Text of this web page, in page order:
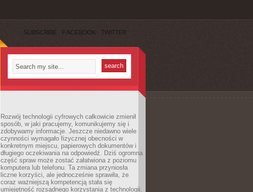
SUBSCRIBE FACEBOOK TWITTER
Rozwój technologii cyfrowych całkowicie zmienił
sposób, w jaki pracujemy, komunikujemy się i
zdobywamy informacje. Jeszcze niedawno wiele
czynności wymagało fizycznej obecności w
konkretnym miejscu, papierowych dokumentów i
długiego oczekiwania na odpowiedź. Dziś ogromna
część spraw może zostać załatwiona z poziomu
komputera lub telefonu. Ta zmiana przyniosła
liczne korzyści, ale jednocześnie sprawiła, że
coraz ważniejszą kompetencją stała się
umiejętność rozsądnego korzystania z technologii.